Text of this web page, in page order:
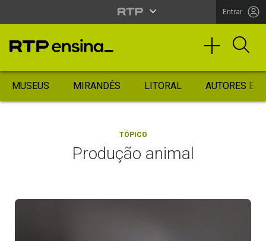
Entrar
MUSEUS MIRANDÊS LITORAL AUTORES
TÓPICO
Produção animal